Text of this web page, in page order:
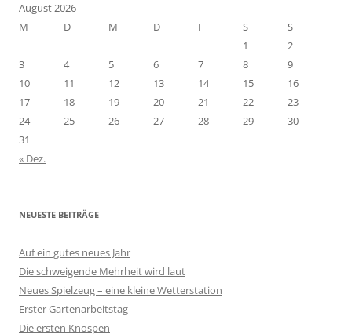
August 2026
M
D M D F S
S
1
2
3
4 5 6 7 8
9
10
11 12 13 14 15
16
17
18 19 20 21 22
23
24
25 26 27 28 29
30
31
« Dez.
NEUESTE BEITRÄGE
Auf ein gutes neues Jahr
Die schweigende Mehrheit wird laut
Neues Spielzeug – eine kleine Wetterstation
Erster Gartenarbeitstag
Die ersten Knospen